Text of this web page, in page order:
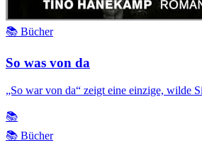
📚 Bücher
So was von da
„So war von da“ zeigt eine einzige, wilde
📚
📚 Bücher